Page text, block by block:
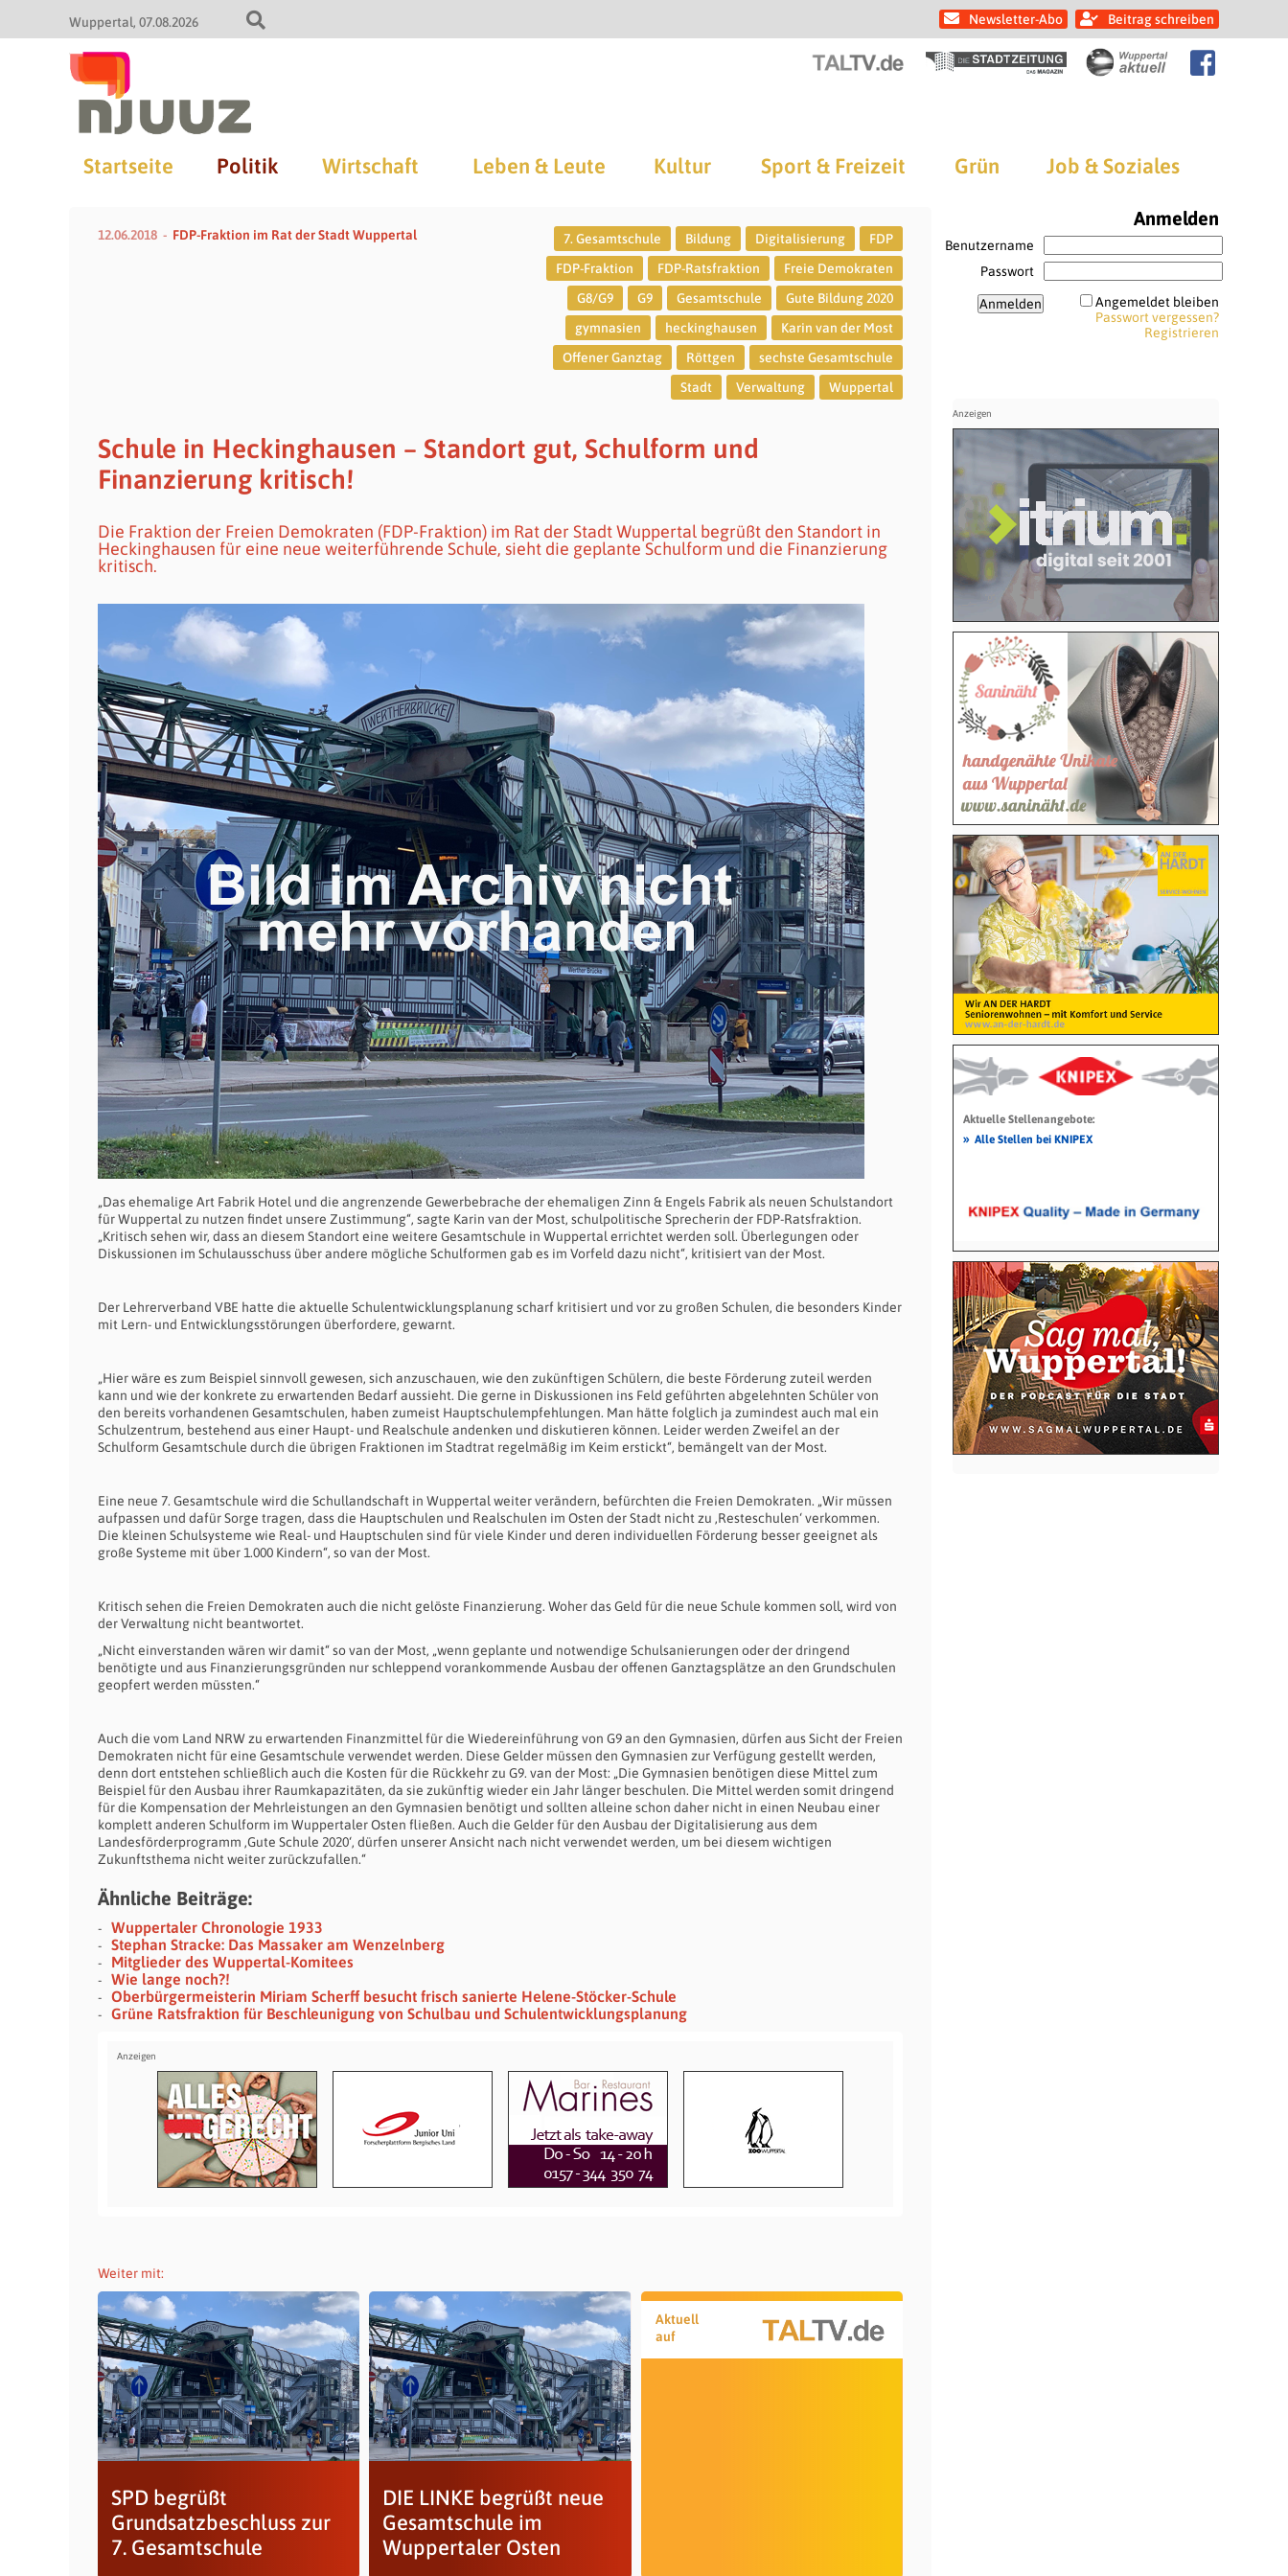
Wuppertal 07.08.2026 Newsletter-Abo Beitrag schreiben
Startseite Politik Wirtschaft Leben & Leute Kultur Sport & Freizeit Grün Job & Soziales
12.06.2018 FDP-Fraktion im Rat der Stadt Wuppertal 7. Gesamtschule Bildung Digitalisierung
FDP
FDP-Fraktion
FDP-Ratsfraktion
Freie Demokraten
G8/G9
G9 Gesamtschule
Gute Bildung 2020
gymnasien
heckinghausen
Karin van der Most
Offener Ganztag
Röttgen
sechste Gesamtschule
Stadt
Verwaltung Wuppertal
Schule in Heckinghausen – Standort gut, Schulform und
Finanzierung kritisch!
Die Fraktion der Freien Demokraten (FDP-Fraktion) im Rat der Stadt Wuppertal begrüßt den Standort in
Heckinghausen für eine neue weiterführende Schule, sieht die geplante Schulform und die Finanzierung
kritisch.
„Das ehemalige Art Fabrik Hotel und die angrenzende Gewerbebrache der ehemaligen Zinn & Engels Fabrik als neuen Schulstandort
für Wuppertal zu nutzen findet unsere Zustimmung“, sagte Karin van der Most, schulpolitische Sprecherin der FDP-Ratsfraktion.
„Kritisch sehen wir, dass an diesem Standort eine weitere Gesamtschule in Wuppertal errichtet werden soll. Überlegungen oder
Diskussionen im Schulausschuss über andere mögliche Schulformen gab es im Vorfeld dazu nicht“, kritisiert van der Most.
Der Lehrerverband VBE hatte die aktuelle Schulentwicklungsplanung scharf kritisiert und vor zu großen Schulen, die besonders Kinder
mit Lern- und Entwicklungsstörungen überfordere, gewarnt.
„Hier wäre es zum Beispiel sinnvoll gewesen, sich anzuschauen, wie den zukünftigen Schülern, die beste Förderung zuteil werden
kann und wie der konkrete zu erwartenden Bedarf aussieht. Die gerne in Diskussionen ins Feld geführten abgelehnten Schüler von
den bereits vorhandenen Gesamtschulen, haben zumeist Hauptschulempfehlungen. Man hätte folglich ja zumindest auch mal ein
Schulzentrum, bestehend aus einer Haupt- und Realschule andenken und diskutieren können. Leider werden Zweifel an der
Schulform Gesamtschule durch die übrigen Fraktionen im Stadtrat regelmäßig im Keim erstickt“, bemängelt van der Most.
Eine neue 7. Gesamtschule wird die Schullandschaft in Wuppertal weiter verändern, befürchten die Freien Demokraten. „Wir müssen
aufpassen und dafür Sorge tragen, dass die Hauptschulen und Realschulen im Osten der Stadt nicht zu ‚Resteschulen‘ verkommen.
Die kleinen Schulsysteme wie Real- und Hauptschulen sind für viele Kinder und deren individuellen Förderung besser geeignet als
große Systeme mit über 1.000 Kindern“, so van der Most.
Kritisch sehen die Freien Demokraten auch die nicht gelöste Finanzierung. Woher das Geld für die neue Schule kommen soll, wird von
der Verwaltung nicht beantwortet.
„Nicht einverstanden wären wir damit“ so van der Most, „wenn geplante und notwendige Schulsanierungen oder der dringend
benötigte und aus Finanzierungsgründen nur schleppend vorankommende Ausbau der offenen Ganztagsplätze an den Grundschulen
geopfert werden müssten.“
Auch die vom Land NRW zu erwartenden Finanzmittel für die Wiedereinführung von G9 an den Gymnasien, dürfen aus Sicht der Freien
Demokraten nicht für eine Gesamtschule verwendet werden. Diese Gelder müssen den Gymnasien zur Verfügung gestellt werden,
denn dort entstehen schließlich auch die Kosten für die Rückkehr zu G9. van der Most: „Die Gymnasien benötigen diese Mittel zum
Beispiel für den Ausbau ihrer Raumkapazitäten, da sie zukünftig wieder ein Jahr länger beschulen. Die Mittel werden somit dringend
für die Kompensation der Mehrleistungen an den Gymnasien benötigt und sollten alleine schon daher nicht in einen Neubau einer
komplett anderen Schulform im Wuppertaler Osten fließen. Auch die Gelder für den Ausbau der Digitalisierung aus dem
Landesförderprogramm ‚Gute Schule 2020‘, dürfen unserer Ansicht nach nicht verwendet werden, um bei diesem wichtigen
Zukunftsthema nicht weiter zurückzufallen.“
Ähnliche Beiträge:
Wuppertaler Chronologie 1933
Stephan Stracke: Das Massaker am Wenzelnberg
Mitglieder des Wuppertal-Komitees
Wie lange noch?!
Oberbürgermeisterin Miriam Scherff besucht frisch sanierte Helene-Stöcker-Schule
Grüne Ratsfraktion für Beschleunigung von Schulbau und Schulentwicklungsplanung
Weiter mit:
SPD begrüßt
Grundsatzbeschluss zur
7. Gesamtschule
DIE LINKE begrüßt neue
Gesamtschule im
Wuppertaler Osten
Aktuell
auf
Anmelden
Benutzername
Passwort
Angemeldet bleiben
Passwort vergessen?
Registrieren
Aktuelle Stellenangebote:
» Alle Stellen bei KNIPEX